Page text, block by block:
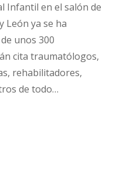
Infantil en el salón de
León ya se ha
unos 300
cita traumatólogos,
rehabilitadores,
de todo…